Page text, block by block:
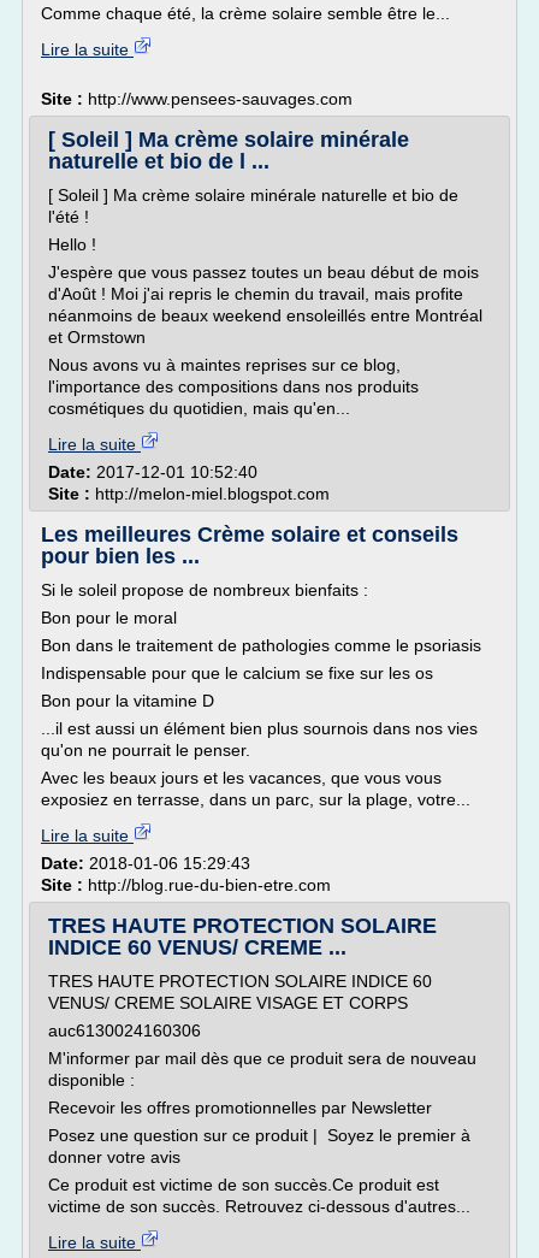
Comme chaque été, la crème solaire semble être le...
Lire la suite
Site : http://www.pensees-sauvages.com
[ Soleil ] Ma crème solaire minérale
naturelle et bio de l ...
[ Soleil ] Ma crème solaire minérale naturelle et bio de
l'été !
Hello !
J'espère que vous passez toutes un beau début de mois
d'Août ! Moi j'ai repris le chemin du travail, mais profite
néanmoins de beaux weekend ensoleillés entre Montréal
et Ormstown
Nous avons vu à maintes reprises sur ce blog,
l'importance des compositions dans nos produits
cosmétiques du quotidien, mais qu'en...
Lire la suite
Date: 2017-12-01 10:52:40
Site : http://melon-miel.blogspot.com
Les meilleures Crème solaire et conseils
pour bien les ...
Si le soleil propose de nombreux bienfaits :
Bon pour le moral
Bon dans le traitement de pathologies comme le psoriasis
Indispensable pour que le calcium se fixe sur les os
Bon pour la vitamine D
...il est aussi un élément bien plus sournois dans nos vies
qu'on ne pourrait le penser.
Avec les beaux jours et les vacances, que vous vous
exposiez en terrasse, dans un parc, sur la plage, votre...
Lire la suite
Date: 2018-01-06 15:29:43
Site : http://blog.rue-du-bien-etre.com
TRES HAUTE PROTECTION SOLAIRE
INDICE 60 VENUS/ CREME ...
TRES HAUTE PROTECTION SOLAIRE INDICE 60
VENUS/ CREME SOLAIRE VISAGE ET CORPS
auc6130024160306
M'informer par mail dès que ce produit sera de nouveau
disponible :
Recevoir les offres promotionnelles par Newsletter
Posez une question sur ce produit | Soyez le premier à
donner votre avis
Ce produit est victime de son succès.Ce produit est
victime de son succès. Retrouvez ci-dessous d'autres...
Lire la suite